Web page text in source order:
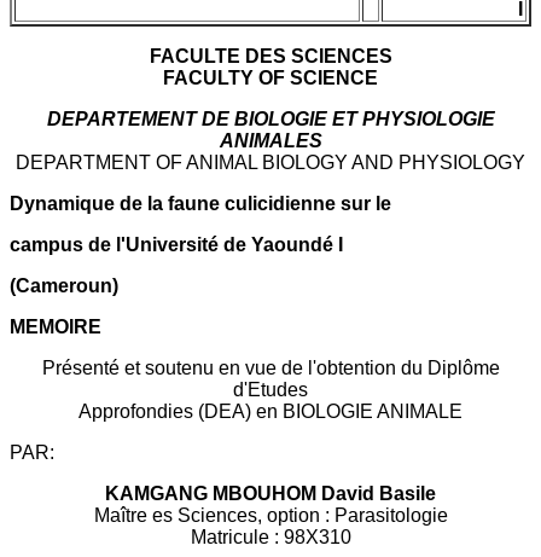
FACULTE DES SCIENCES
FACULTY OF SCIENCE
DEPARTEMENT DE BIOLOGIE ET PHYSIOLOGIE
ANIMALES
DEPARTMENT OF ANIMAL BIOLOGY AND PHYSIOLOGY
Dynamique de la faune culicidienne sur le
campus de l'Université de Yaoundé I
(Cameroun)
MEMOIRE
Présenté et soutenu en vue de l'obtention du Diplôme
d'Etudes
Approfondies (DEA) en BIOLOGIE ANIMALE
PAR:
KAMGANG MBOUHOM David Basile
Maître es Sciences, option : Parasitologie
Matricule : 98X310